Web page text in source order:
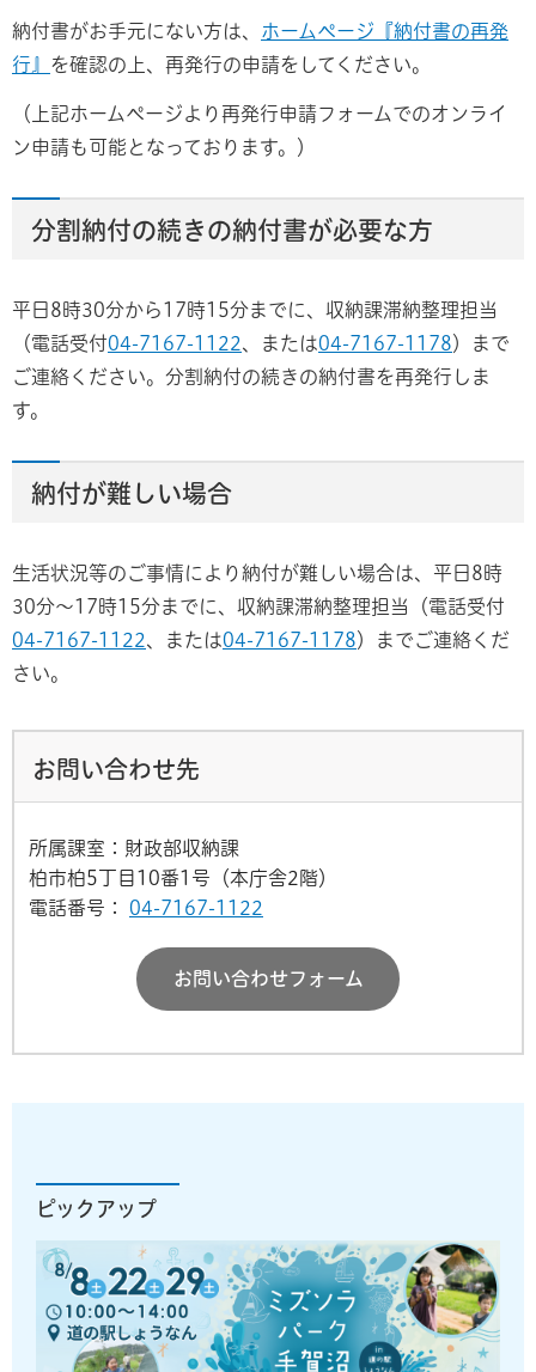
納付書がお手元にない方は、
ホームページ『納付書の再発
行』 を確認の上、再発行の申請をしてください。
（上記ホームページより再発行申請フォームでのオンライ
ン申請も可能となっております。）
分割納付の続きの納付書が必要な方
平日8時30分から17時15分までに、収納課滞納整理担当
（電話受付04-7167-1122、または04-7167-1178）まで
ご連絡ください。分割納付の続きの納付書を再発行しま
す。
納付が難しい場合
生活状況等のご事情により納付が難しい場合は、平日8時
30分～17時15分までに、収納課滞納整理担当（電話受付
04-7167-1122、または04-7167-1178）までご連絡くだ
さい。
お問い合わせ先
所属課室：財政部収納課
柏市柏5丁目10番1号（本庁舎2階）
電話番号：
04-7167-1122
お問い合わせフォーム
ピックアップ